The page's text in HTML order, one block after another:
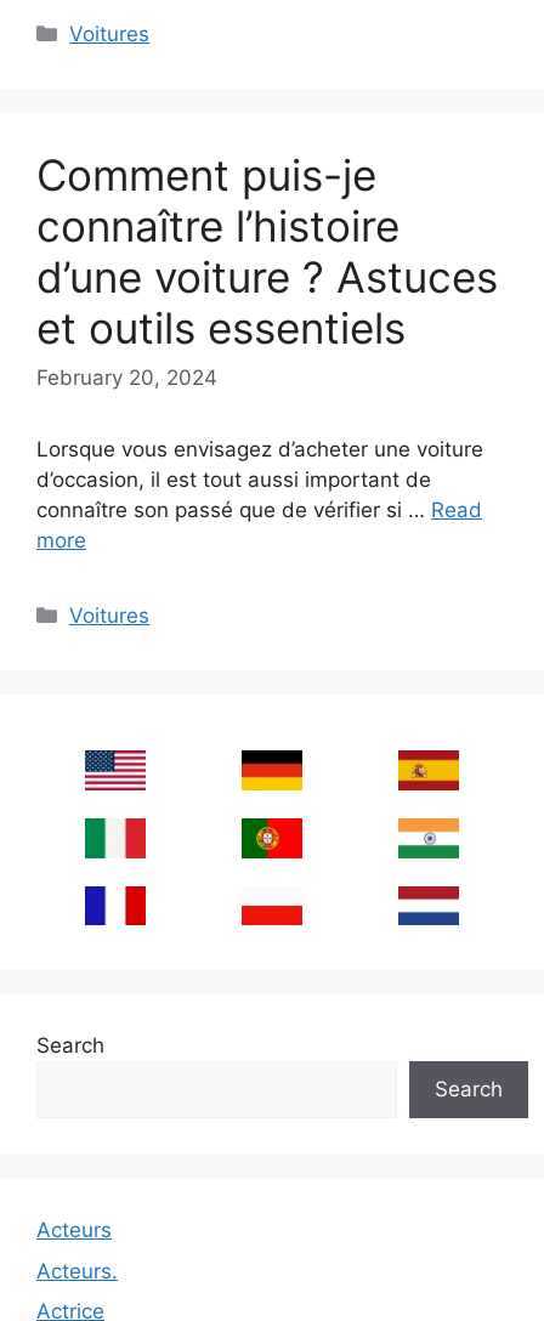
Categories
Voitures
Comment puis-je
connaître l’histoire
d’une voiture ? Astuces
et outils essentiels
February 20, 2024
Lorsque vous envisagez d’acheter une voiture
d’occasion, il est tout aussi important de
connaître son passé que de vérifier si … Read
more
Categories
Voitures
Search
Search
Acteurs
Acteurs.
Actrice